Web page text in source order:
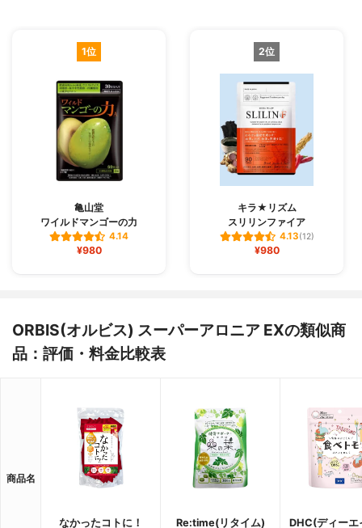
1位
亀山堂
ワイルドマンゴーの力
4.14
¥980
2位
キラ★リズム
スリリンファイア
4.13(12)
¥980
ORBIS(オルビス) スーパーアロニア EXの類似商
品：評価・料金比較表
商品名
なかったコトに！ Re:time(リタイム) DHC(ディーエ